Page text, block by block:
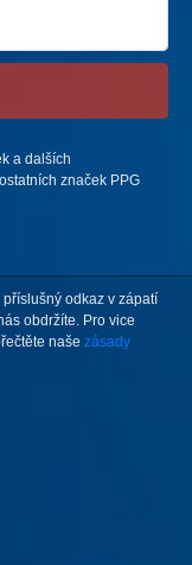
a dalších
značek PPG
odkaz v zápatí
obdržíte. Pro vice
naše zásady